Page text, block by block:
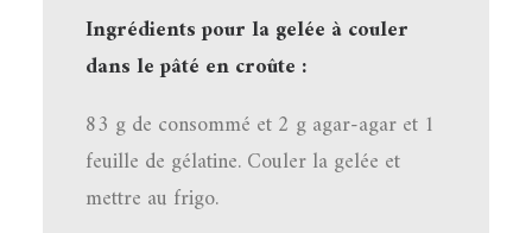
Ingrédients pour la gelée à couler
dans le pâté en croûte :
83 g de consommé et 2 g agar-agar et 1
feuille de gélatine. Couler la gelée et
mettre au frigo.